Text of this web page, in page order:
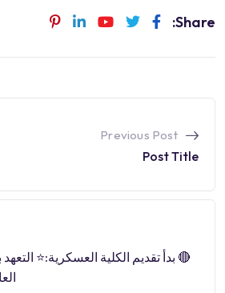
Share:
Previous Post
Post Title
🔴 بدأ تقديم الكلية العسكرية:⭐️